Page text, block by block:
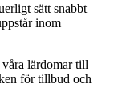
sätt snabbt
inom
våra lärdomar till
för tillbud och